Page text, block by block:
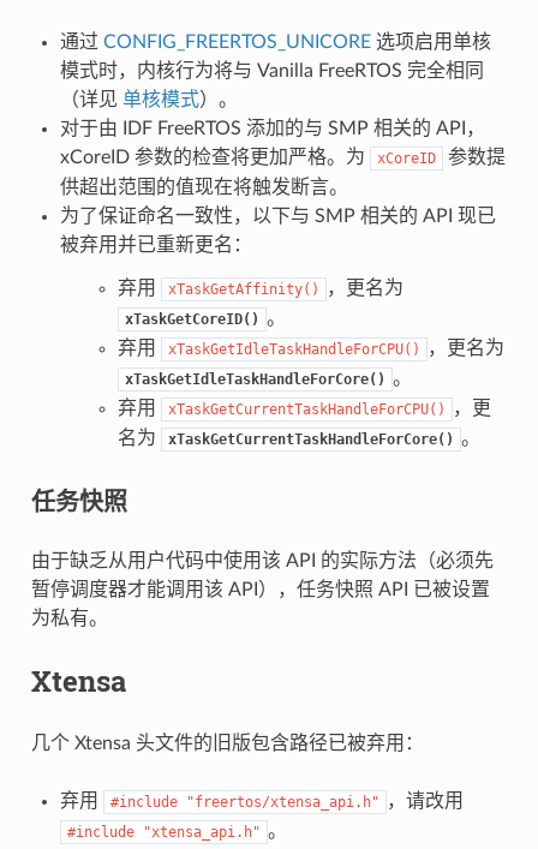
通过 CONFIG_FREERTOS_UNICORE选项启用单核
模式时，内核行为将与 Vanilla FreeRTOS 完全相同
（详见 单核模式）。
对于由 IDF FreeRTOS 添加的与 SMP 相关的 API，
xCoreID 参数的检查将更加严格。为
xCoreID
参数提
供超出范围的值现在将触发断言。
为了保证命名一致性，以下与 SMP 相关的 API 现已
被弃用并已重新更名：
弃用 xTaskGetAffinity() ，更名为
xTaskGetCoreID() 。
弃用
xTaskGetIdleTaskHandleForCPU() ，更名为
xTaskGetIdleTaskHandleForCore() 。
弃用
xTaskGetCurrentTaskHandleForCPU()
，更
名为
xTaskGetCurrentTaskHandleForCore() 。
任务快照
由于缺乏从用户代码中使用该 API 的实际方法（必须先
暂停调度器才能调用该 API），任务快照 API 已被设置
为私有。
Xtensa
几个 Xtensa 头文件的旧版包含路径已被弃用：
弃用 #include "freertos/xtensa_api.h" ，请改用
#include "xtensa_api.h" 。